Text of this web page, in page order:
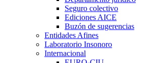
Seguro colectivo
Ediciones AICE
Buzón de sugerencias
Entidades Afines
Laboratorio Insonoro
Internacional